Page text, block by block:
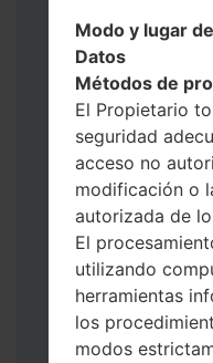
Modo y lugar
Datos
Métodos de
El Propietario
seguridad
acceso no
modificación o
autorizada de
El
utilizando
herramientas
los
modos